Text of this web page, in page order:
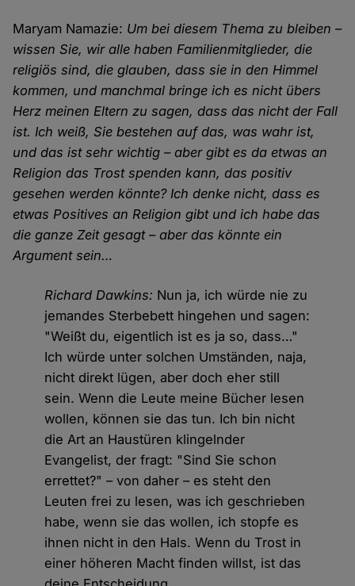
Maryam Namazie: Um bei diesem Thema zu bleiben –
wissen Sie, wir alle haben Familienmitglieder, die
religiös sind, die glauben, dass sie in den Himmel
kommen, und manchmal bringe ich es nicht übers
Herz meinen Eltern zu sagen, dass das nicht der Fall
ist. Ich weiß, Sie bestehen auf das, was wahr ist,
und das ist sehr wichtig – aber gibt es da etwas an
Religion das Trost spenden kann, das positiv
gesehen werden könnte? Ich denke nicht, dass es
etwas Positives an Religion gibt und ich habe das
die ganze Zeit gesagt – aber das könnte ein
Argument sein…
Richard Dawkins: Nun ja, ich würde nie zu
jemandes Sterbebett hingehen und sagen:
"Weißt du, eigentlich ist es ja so, dass…"
Ich würde unter solchen Umständen, naja,
nicht direkt lügen, aber doch eher still
sein. Wenn die Leute meine Bücher lesen
wollen, können sie das tun. Ich bin nicht
die Art an Haustüren klingelnder
Evangelist, der fragt: "Sind Sie schon
errettet?" – von daher – es steht den
Leuten frei zu lesen, was ich geschrieben
habe, wenn sie das wollen, ich stopfe es
ihnen nicht in den Hals. Wenn du Trost in
einer höheren Macht finden willst, ist das